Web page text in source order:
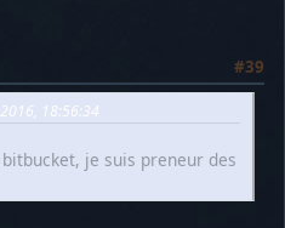
#39
18:56:34
je suis preneur des